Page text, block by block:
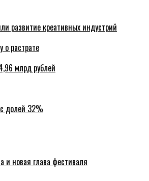
развитие креативных индустрий
о растрате
млрд рублей
долей 32%
новая глава фестиваля